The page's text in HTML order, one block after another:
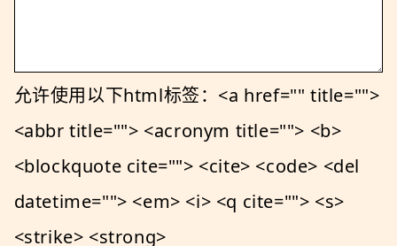
允许使用以下html标签：<a href="" title="">
<abbr title=""> <acronym title=""> <b>
<blockquote cite=""> <cite> <code> <del
datetime=""> <em> <i> <q cite=""> <s>
<strike> <strong>